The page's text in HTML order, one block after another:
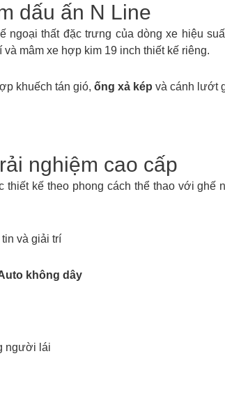
dấu ấn N Line
ngoại thất đặc trưng của dòng xe hiệu
mâm xe hợp kim 19 inch thiết kế riêng.
khuếch tán gió, ống xả kép và cánh lướt
nghiệm cao cấp
thiết kế theo phong cách thể thao với ghế
và giải trí
không dây
người lái